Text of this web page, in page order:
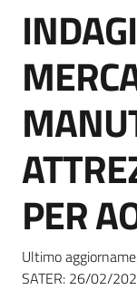
Bandi
di
Supporto
telematiche
Salta al contenuto
PER
Ultimo
SATER: 26/02/